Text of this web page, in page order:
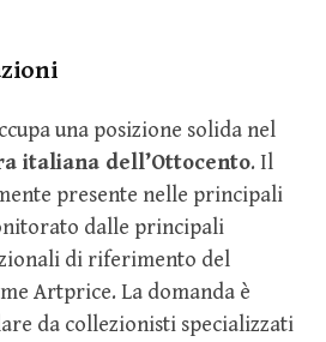
una posizione solida nel
italiana dell’Ottocento. Il
presente nelle principali
dalle principali
di riferimento del
Artprice. La domanda è
da collezionisti specializzati